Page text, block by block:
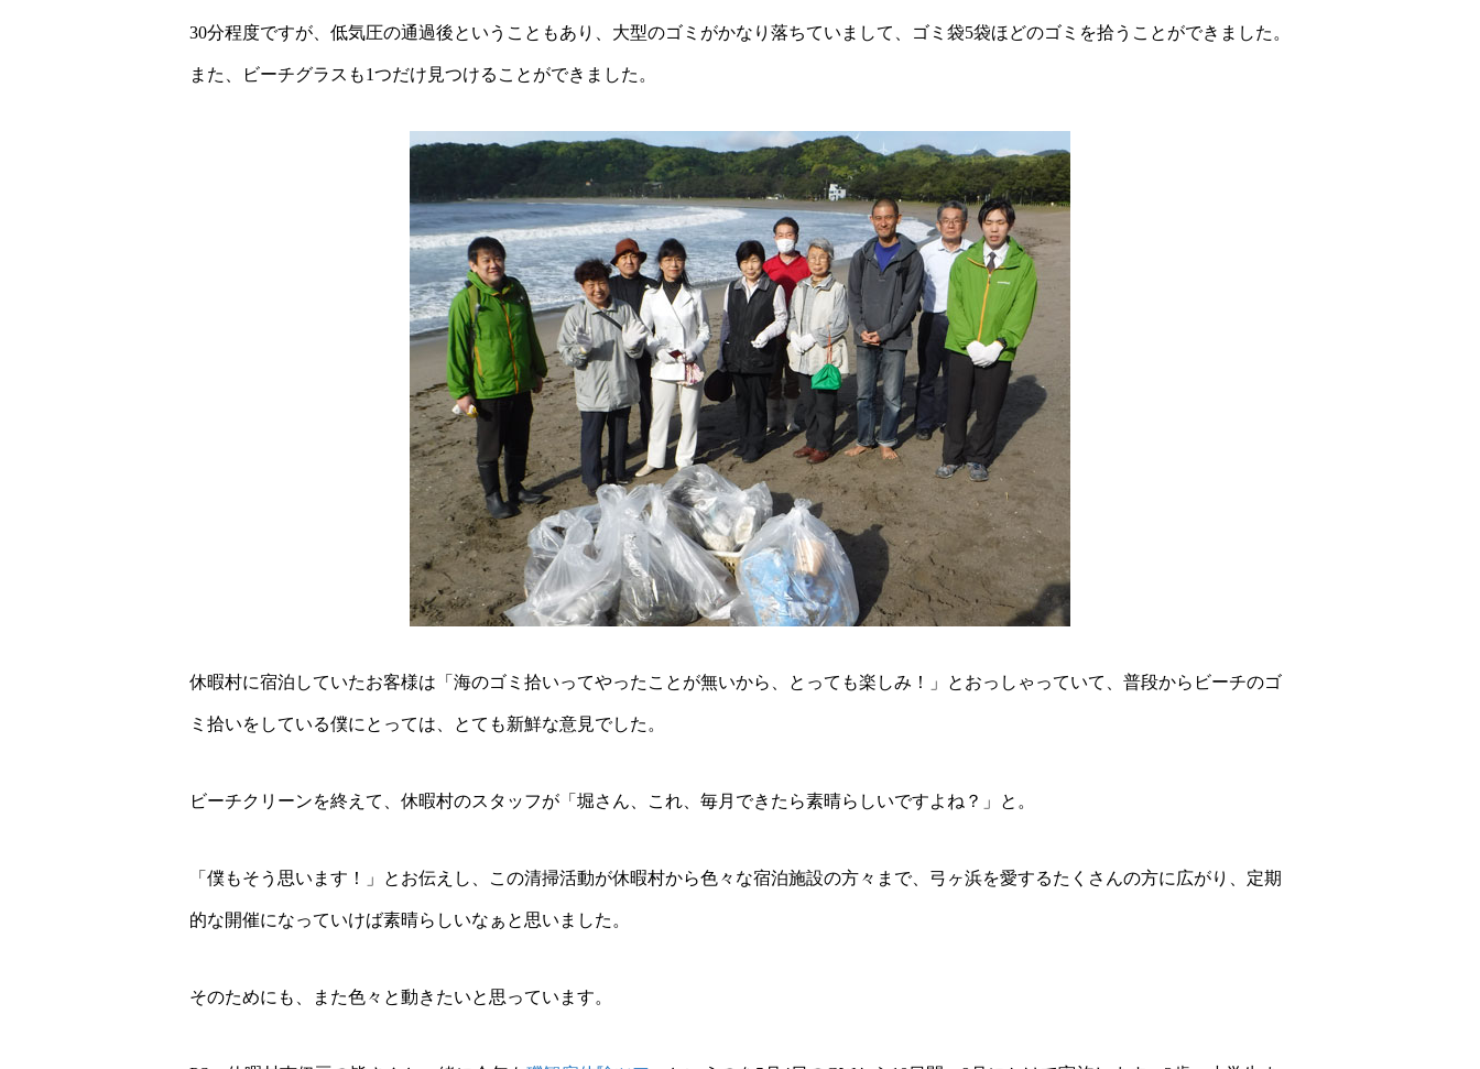
30分程度ですが、低気圧の通過後ということもあり、大型のゴミがかなり落ちていまして、ゴミ袋5袋ほどのゴミを拾うことができました。
また、ビーチグラスも1つだけ見つけることができました。
休暇村に宿泊していたお客様は「海のゴミ拾いってやったことが無いから、とっても楽しみ！」とおっしゃっていて、普段からビーチのゴ
ミ拾いをしている僕にとっては、とても新鮮な意見でした。
ビーチクリーンを終えて、休暇村のスタッフが「堀さん、これ、毎月できたら素晴らしいですよね？」と。
「僕もそう思います！」とお伝えし、この清掃活動が休暇村から色々な宿泊施設の方々まで、弓ヶ浜を愛するたくさんの方に広がり、定期
的な開催になっていけば素晴らしいなぁと思いました。
そのためにも、また色々と動きたいと思っています。